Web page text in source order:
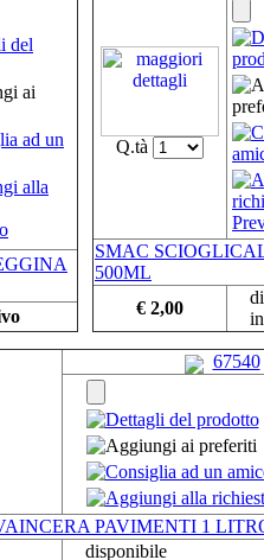
Q.tà
SMAC
500ML
€ 2,00
67540
PAVIMENTI 1
disponibile